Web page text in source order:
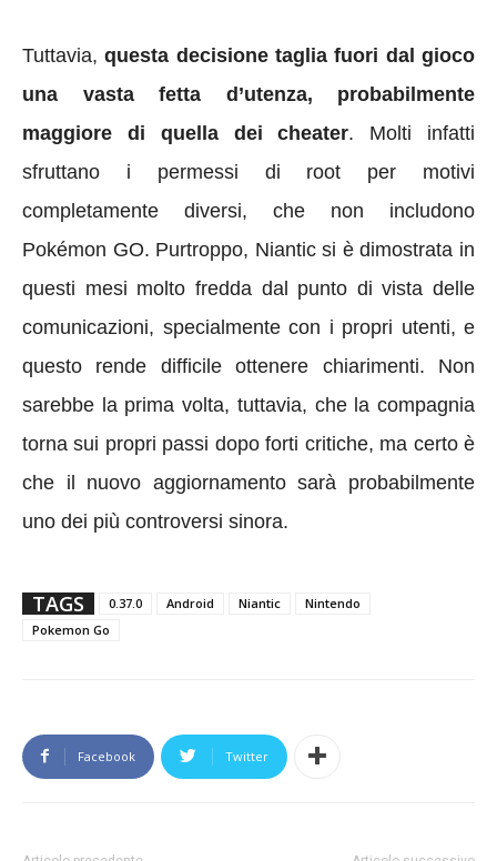
Tuttavia,questa decisione taglia fuori dal gioco
una vasta fetta d’utenza, probabilmente
maggiore di quella dei cheater. Molti infatti
sfruttano i permessi di root per motivi
completamente diversi, che non includono
Pokémon GO. Purtroppo, Niantic si è dimostrata in
questi mesi molto fredda dal punto di vista delle
comunicazioni, specialmente con i propri utenti, e
questo rende difficile ottenere chiarimenti. Non
sarebbe la prima volta, tuttavia, che la compagnia
torna sui propri passi dopo forti critiche, ma certo è
che il nuovo aggiornamento sarà probabilmente
uno dei più controversi sinora.
TAGS 0.37.0 Android Niantic
Nintendo
Pokemon Go
Facebook Twitter